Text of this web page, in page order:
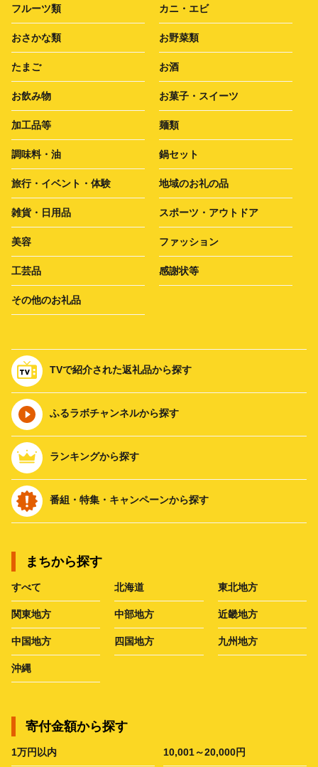
フルーツ類 カニ・エビ
おさかな類 お野菜類
たまご お酒
お飲み物 お菓子・スイーツ
加工品等 麺類
調味料・油 鍋セット
旅行・イベント・体験 地域のお礼の品
雑貨・日用品 スポーツ・アウトドア
美容 ファッション
工芸品 感謝状等
その他のお礼品
TVで紹介された返礼品から探す
ふるラボチャンネルから探す
ランキングから探す
番組・特集・キャンペーンから探す
まちから探す
すべて 北海道 東北地方
関東地方 中部地方 近畿地方
中国地方 四国地方 九州地方
沖縄
寄付金額から探す
1万円以内 10,001～20,000円